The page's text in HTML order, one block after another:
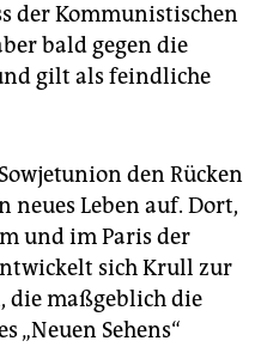
der Kommunistischen
bald gegen die
gilt als feindliche
den Rücken
Leben auf. Dort,
und im Paris der
sich Krull zur
die maßgeblich die
„Neuen Sehens“